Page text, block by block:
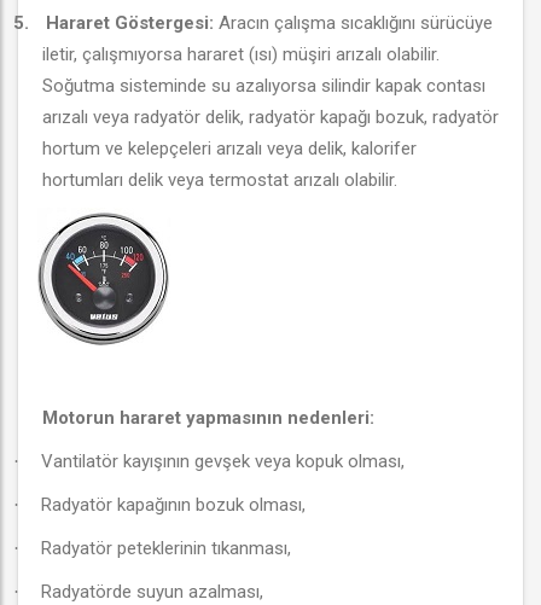
5. Hararet Göstergesi: Aracın çalışma sıcaklığını sürücüye
iletir, çalışmıyorsa hararet (ısı) müşiri arızalı olabilir.
Soğutma sisteminde su azalıyorsa silindir kapak contası
arızalı veya radyatör delik, radyatör kapağı bozuk, radyatör
hortum ve kelepçeleri arızalı veya delik, kalorifer
hortumları delik veya termostat arızalı olabilir.
Motorun hararet yapmasının nedenleri:
· Vantilatör kayışının gevşek veya kopuk olması,
· Radyatör kapağının bozuk olması,
· Radyatör peteklerinin tıkanması,
· Radyatörde suyun azalması,